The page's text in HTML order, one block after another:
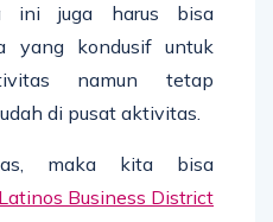
ini juga harus bisa
yang kondusif untuk
namun tetap
di pusat aktivitas.
maka kita bisa
Latinos Business District